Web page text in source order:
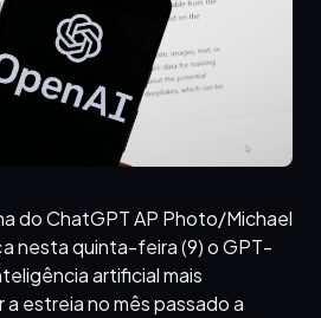
do ChatGPT AP Photo/Michael
nesta quinta-feira (9) o GPT-
artificial mais
estreia no mês passado a